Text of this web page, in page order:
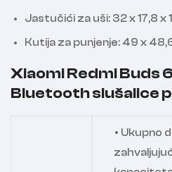
Jastučići za uši: 32 x 17,8 x
Kutija za punjenje: 49 x
Xiaomi Redmi Buds
Bluetooth slušalice
• Ukupno